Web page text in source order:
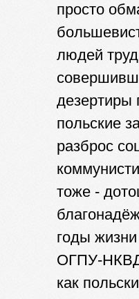
просто
людей
дезертиры
польские
разброс
тоже -
годы
ОГПУ-НКВД
как